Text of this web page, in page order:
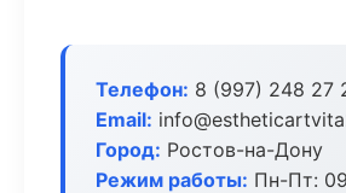
Телефон: 8 (997) 248 27
Email:
Город: Ростов-на-Дону
Режим работы: Пн-Пт: